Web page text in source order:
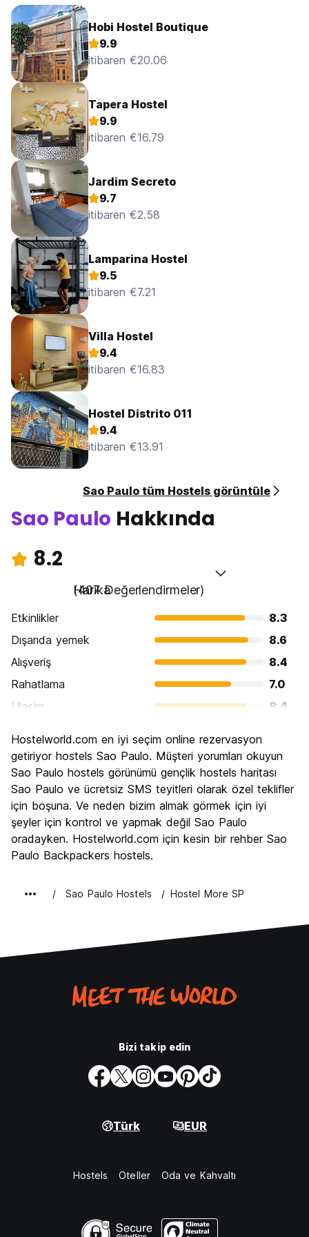
Hobi Hostel Boutique
9.9
itibaren €20.06
Tapera Hostel
9.9
itibaren €16.79
Jardim Secreto
9.7
itibaren €2.58
Lamparina Hostel
9.5
itibaren €7.21
Villa Hostel
9.4
itibaren €16.83
Hostel Distrito 011
9.4
itibaren €13.91
Sao Paulo tüm Hostels görüntüle
Sao Paulo Hakkında
8.2
Harika
(407 Değerlendirmeler)
Etkinlikler
8.3
Dışarıda yemek
8.6
Alışveriş
8.4
Rahatlama
7.0
Ulasim
8.4
Kültür
8.8
Gece hayatı
8.7
Ekonomik
7.0
Hostelworld.com en iyi seçim online rezervasyon
getiriyor hostels Sao Paulo. Müşteri yorumları okuyun
Sao Paulo hostels görünümü gençlik hostels haritası
Sao Paulo ve ücretsiz SMS teyitleri olarak özel teklifler
için boşuna. Ve neden bizim almak görmek için iyi
şeyler için kontrol ve yapmak değil Sao Paulo
oradayken. Hostelworld.com için kesin bir rehber Sao
Paulo Backpackers hostels.
Sao Paulo Hostels Hostel More SP
Bizi takip edin
Türk EUR
Hostels Oteller Oda ve Kahvaltı